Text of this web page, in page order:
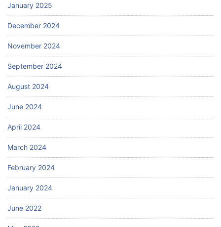
January 2025
December 2024
November 2024
September 2024
August 2024
June 2024
April 2024
March 2024
February 2024
January 2024
June 2022